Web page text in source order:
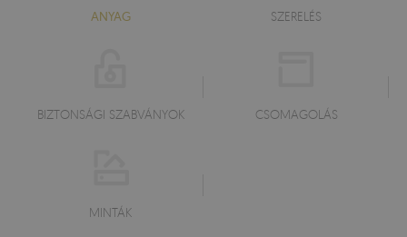
ANYAG SZERELÉS
BIZTONSÁGI SZABVÁNYOK CSOMAGOLÁS
MINTÁK